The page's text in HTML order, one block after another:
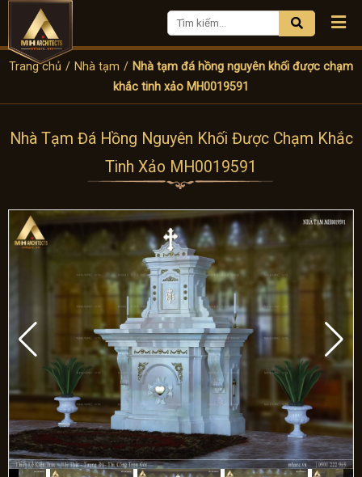
Trang chủ / Nhà tạm / Nhà tạm đá hồng nguyên khối được chạm
khắc tinh xảo MH0019591
Nhà Tạm Đá Hồng Nguyên Khối Được Chạm Khắc
Tinh Xảo MH0019591